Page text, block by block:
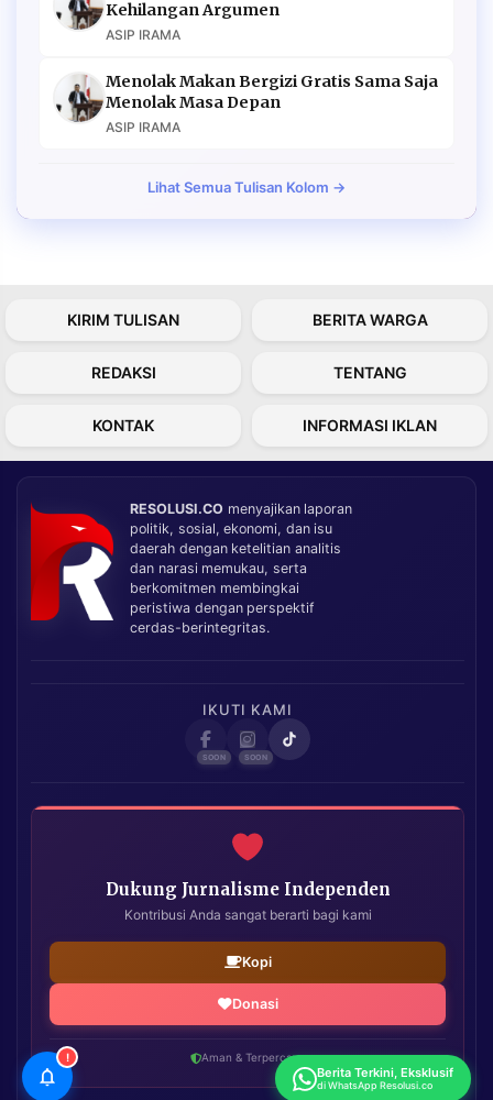
Kehilangan Argumen
ASIP IRAMA
Menolak Makan Bergizi Gratis Sama Saja
Menolak Masa Depan
ASIP IRAMA
Lihat Semua Tulisan Kolom →
KIRIM TULISAN BERITA WARGA
REDAKSI TENTANG
KONTAK INFORMASI IKLAN
RESOLUSI.CO menyajikan laporan
politik, sosial, ekonomi, dan isu
daerah dengan ketelitian analitis
dan narasi memukau, serta
berkomitmen membingkai
peristiwa dengan perspektif
cerdas-berintegritas.
IKUTI KAMI
Dukung Jurnalisme Independen
Kontribusi Anda sangat berarti bagi kami
Kopi
Donasi
Aman & Terpercaya
!
Berita Terkini, Eksklusif
di WhatsApp Resolusi.co